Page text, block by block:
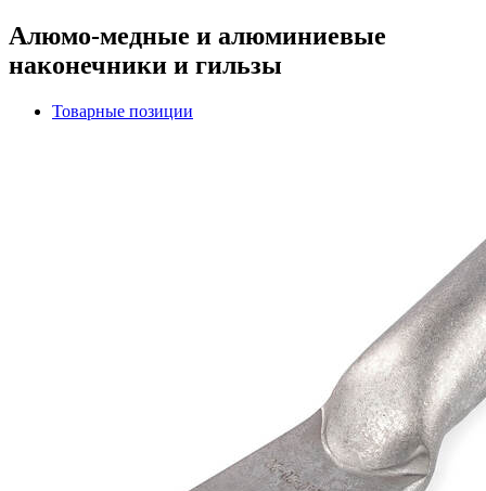
Алюмо-медные и алюминиевые
наконечники и гильзы
Товарные позиции